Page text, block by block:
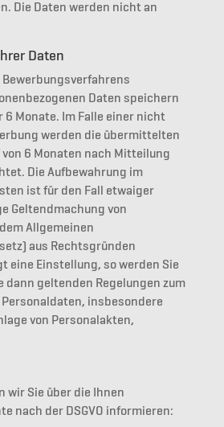
Die Daten werden nicht an
Daten
Bewerbungsverfahrens
Daten speichern
Monate. Im Falle einer nicht
werden die übermittelten
von 6 Monaten nach Mitteilung
Die Aufbewahrung im
ist für den Fall etwaiger
Geltendmachung von
Allgemeinen
aus Rechtsgründen
eine Einstellung, so werden Sie
dann geltenden Regelungen zum
insbesondere
von Personalakten,
wir Sie über die Ihnen
nach der DSGVO informieren: